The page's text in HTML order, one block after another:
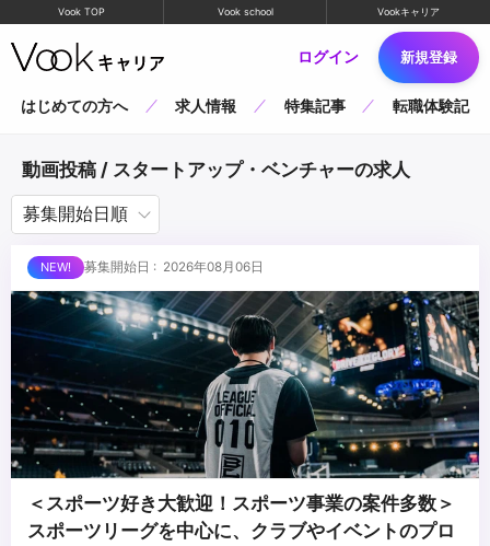
Vook TOP Vook school Vookキャリア
ログイン 新規登録
はじめての方へ 求人情報 特集記事 転職体験記
動画投稿 / スタートアップ・ベンチャーの求人
募集開始日 : 2026年08月06日
＜スポーツ好き大歓迎！スポーツ事業の案件多数＞
スポーツリーグを中心に、クラブやイベントのプロ